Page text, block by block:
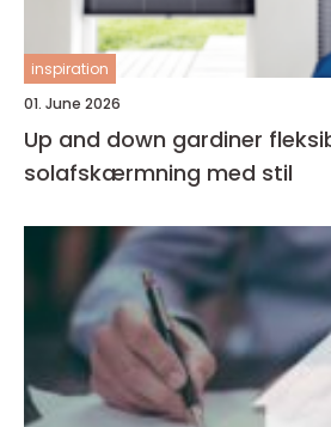
inspiration
01. June 2026
Up and down gardiner fleksibel
solafskærmning med stil